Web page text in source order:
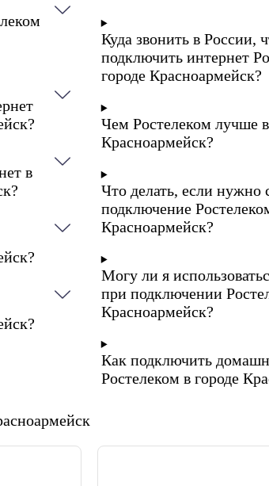
в
Куда звонить в России,
подключить интернет
городе Красноармейск?
Чем Ростелеком лучше
Красноармейск?
Что делать, если нужно
подключение
Красноармейск?
Могу ли я
при подключении
Красноармейск?
Как подключить
Ростелеком в городе